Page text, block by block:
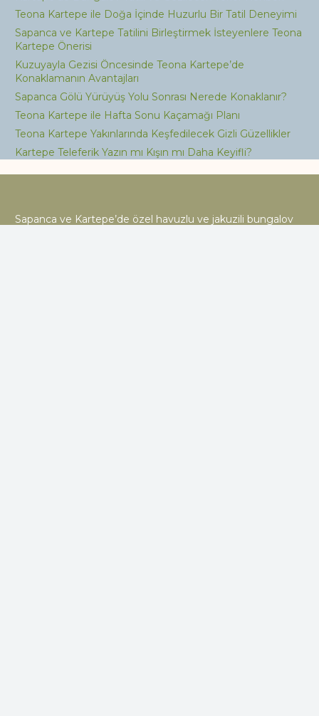
Teona Kartepe ile Doğa İçinde Huzurlu Bir Tatil Deneyimi
Sapanca ve Kartepe Tatilini Birleştirmek İsteyenlere Teona
Kartepe Önerisi
Kuzuyayla Gezisi Öncesinde Teona Kartepe’de
Konaklamanın Avantajları
Sapanca Gölü Yürüyüş Yolu Sonrası Nerede Konaklanır?
Teona Kartepe ile Hafta Sonu Kaçamağı Planı
Teona Kartepe Yakınlarında Keşfedilecek Gizli Güzellikler
Kartepe Teleferik Yazın mı Kışın mı Daha Keyifli?
Sapanca ve Kartepe’de özel havuzlu ve jakuzili bungalov